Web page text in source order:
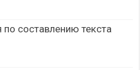
по составлению текста